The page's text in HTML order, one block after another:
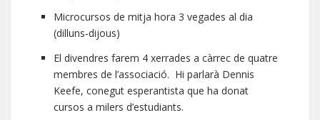
Microcursos de mitja hora 3 vegades al dia
(dilluns-dijous)
El divendres farem 4 xerrades a càrrec de quatre
membres de l’associació. Hi parlarà Dennis
Keefe, conegut esperantista que ha donat
cursos a milers d’estudiants.